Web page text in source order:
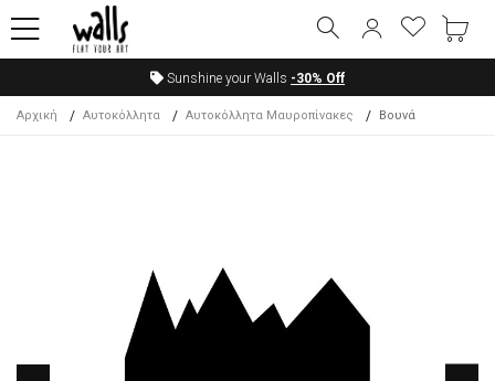
Sunshine your Walls -30% Off
Αρχική Αυτοκόλλητα Αυτοκόλλητα Μαυροπίνακες Βουνά